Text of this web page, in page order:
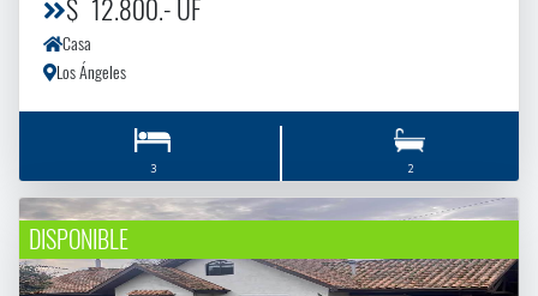
$ 12.800.- UF
Casa
Los Ángeles
3 2
DISPONIBLE